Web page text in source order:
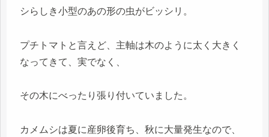
シらしき小型のあの形の虫がビッシリ。
プチトマトと言えど、主軸は木のように太く大きく
なってきて、実でなく、
その木にべったり張り付いていました。
カメムシは夏に産卵後育ち、秋に大量発生なので、